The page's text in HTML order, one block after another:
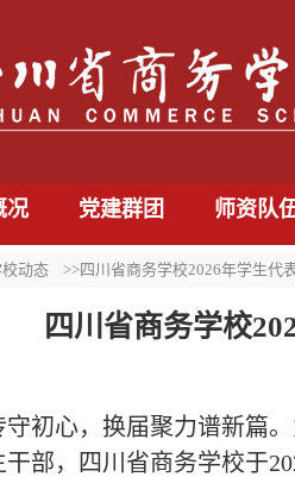
动态 >>四川省商务学校2026年学生代
四川省商务学校
初心，换届聚力谱新篇
干部，四川省商务学校于
况 党建群团 师资队